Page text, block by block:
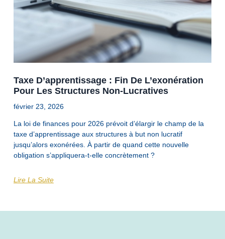
Taxe D’apprentissage : Fin De L’exonération
Pour Les Structures Non-Lucratives
février 23, 2026
La loi de finances pour 2026 prévoit d’élargir le champ de la
taxe d’apprentissage aux structures à but non lucratif
jusqu’alors exonérées. À partir de quand cette nouvelle
obligation s’appliquera-t-elle concrètement ?
Lire La Suite